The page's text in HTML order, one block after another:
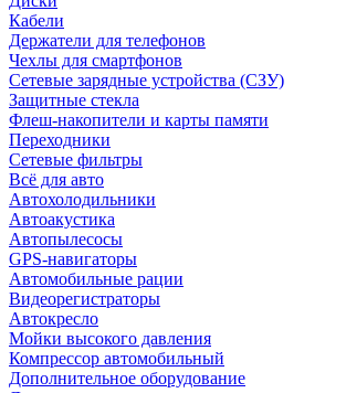
Кабели
Держатели для телефонов
Чехлы для смартфонов
Сетевые зарядные устройства (СЗУ)
Защитные стекла
Флеш-накопители и карты памяти
Переходники
Сетевые фильтры
Всё для авто
Автохолодильники
Автоакустика
Автопылесосы
GPS-навигаторы
Автомобильные рации
Видеорегистраторы
Автокресло
Мойки высокого давления
Компрессор автомобильный
Дополнительное оборудование